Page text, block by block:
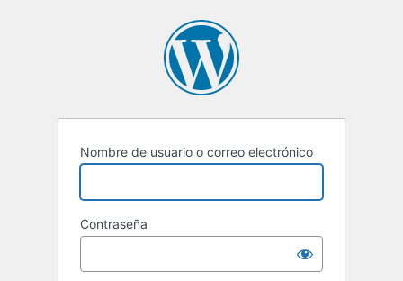
Nombre de usuario o correo electrónico
Contraseña